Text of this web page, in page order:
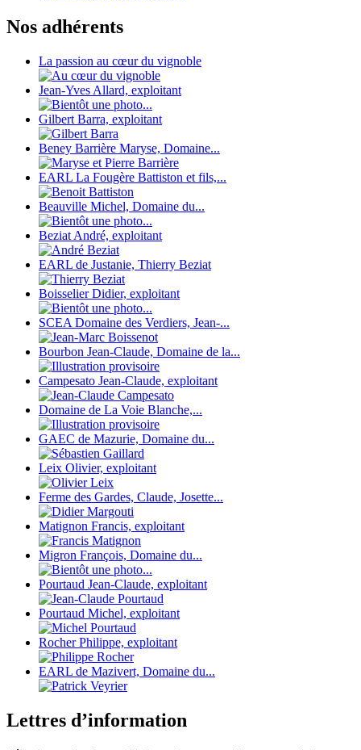
Nos adhérents
La passion au cœur du vignoble
Jean-Yves Allard, exploitant
Gilbert Barra, exploitant
Beney Barrière Maryse, Domaine...
EARL La Fougère Battiston et fils,...
Beauville Michel, Domaine du...
Beziat André, exploitant
EARL de Justanie, Thierry Beziat
Boisselier Didier, exploitant
SCEA Domaine des Verdiers, Jean-...
Bourbon Jean-Claude, Domaine de la...
Campesato Jean-Claude, exploitant
Domaine de La Voie Blanche,...
GAEC de Mazurie, Domaine du...
Leix Olivier, exploitant
Ferme des Gardes, Claude, Josette...
Matignon Francis, exploitant
Migron François, Domaine du...
Pourtaud Jean-Claude, exploitant
Pourtaud Michel, exploitant
Rocher Philippe, exploitant
EARL de Mazivert, Domaine du...
Lettres d’information